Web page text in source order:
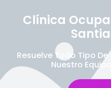
Clínica
Resuelve Todo Tipo
Nuestro